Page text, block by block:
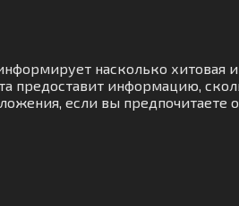
насколько хитовая
предоставит информацию,
если вы